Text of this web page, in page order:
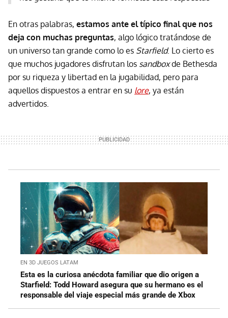
En otras palabras, estamos ante el típico final que nos
deja con muchas preguntas, algo lógico tratándose de
un universo tan grande como lo es Starfield. Lo cierto es
que muchos jugadores disfrutan los sandboxde Bethesda
por su riqueza y libertad en la jugabilidad, pero para
aquellos dispuestos a entrar en su lore, ya están
advertidos.
EN 3D JUEGOS LATAM
Esta es la curiosa anécdota familiar que dio origen a
Starfield: Todd Howard asegura que su hermano es el
responsable del viaje especial más grande de Xbox